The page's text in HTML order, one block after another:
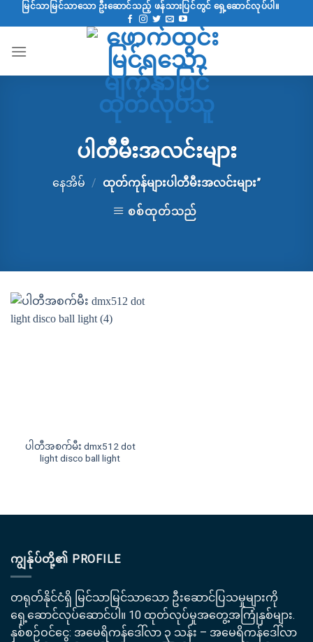
အကြောင်းအရာ
Skip
မြင်သာမြင်သာသော ဦးဆောင်သည့် ဖန်သားပြင်တွင် ရှေ့ဆောင်လုပ်ပါ။
ပါတီမီးအလင်းများ
နေအိမ် / ထုတ်ကုန်များပါတီမီးအလင်းများ”
စစ်ထုတ်သည်
ပါတီအစက်မီး dmx512 dot
light disco ball light
ကျွန်ုပ်တို့၏ PROFILE
တရုတ်နိုင်ငံရှိ မြင်သာမြင်သာသော ဦးဆောင်ပြသမှုများကို
ရှေ့ဆောင်လုပ်ဆောင်ပါ။ 10 ထုတ်လုပ်မှုအတွေ့အကြုံနှစ်များ.
နှစ်စဉ်ဝင်ငွေ: အမေရိကန်ဒေါ်လာ ၃ သန်း – အမေရိကန်ဒေါ်လာ